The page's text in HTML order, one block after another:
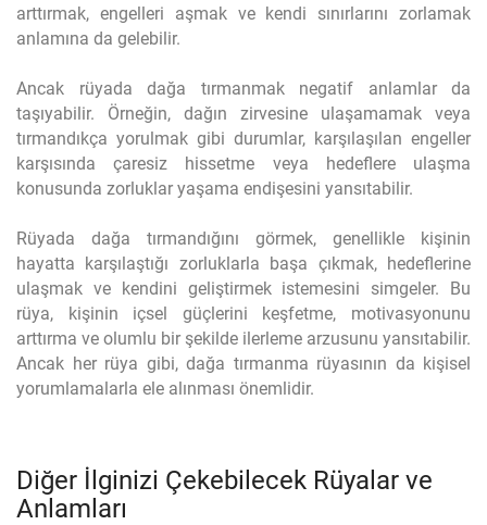
arttırmak, engelleri aşmak ve kendi sınırlarını zorlamak
anlamına da gelebilir.
Ancak rüyada dağa tırmanmak negatif anlamlar da
taşıyabilir. Örneğin, dağın zirvesine ulaşamamak veya
tırmandıkça yorulmak gibi durumlar, karşılaşılan engeller
karşısında çaresiz hissetme veya hedeflere ulaşma
konusunda zorluklar yaşama endişesini yansıtabilir.
Rüyada dağa tırmandığını görmek, genellikle kişinin
hayatta karşılaştığı zorluklarla başa çıkmak, hedeflerine
ulaşmak ve kendini geliştirmek istemesini simgeler. Bu
rüya, kişinin içsel güçlerini keşfetme, motivasyonunu
arttırma ve olumlu bir şekilde ilerleme arzusunu yansıtabilir.
Ancak her rüya gibi, dağa tırmanma rüyasının da kişisel
yorumlamalarla ele alınması önemlidir.
Diğer İlginizi Çekebilecek Rüyalar ve
Anlamları